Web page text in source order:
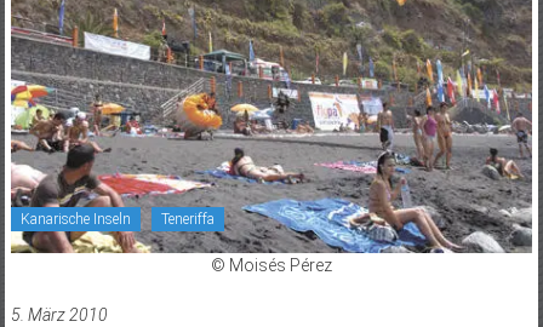
Kanarische Inseln Teneriffa
© Moisés Pérez
5. März 2010